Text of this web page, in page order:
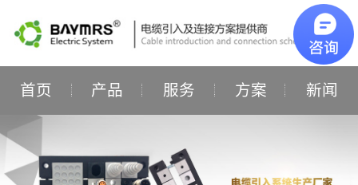
首页 产品 服务 方案 新闻